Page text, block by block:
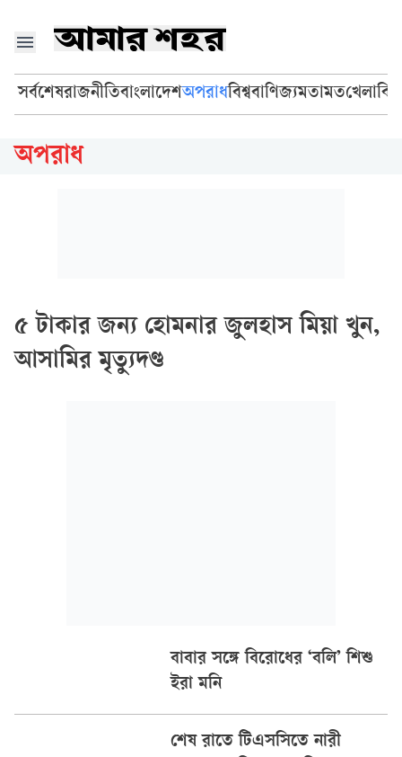
সর্বশেষরাজনীতিবাংলাদেশঅপরাধবিশ্ববাণিজ্যমতামতখেলা
অপরাধ
৫ টাকার জন্য হোমনার জুলহাস মিয়া খুন,
আসামির মৃত্যুদণ্ড
বাবার সঙ্গে বিরোধের ‘বলি’ শিশু
ইরা মনি
শেষ রাতে টিএসসিতে নারী